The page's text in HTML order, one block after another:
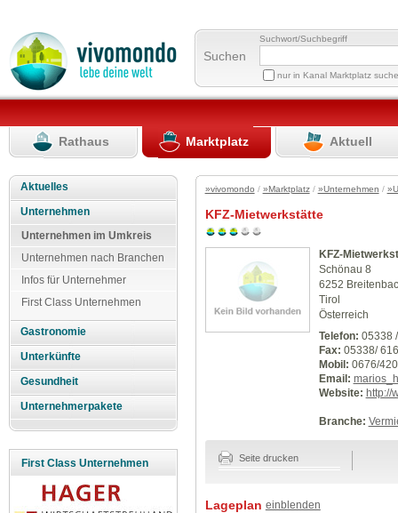
Suchen
Suchwort/Suchbegriff
nur in Kanal Marktplatz
Rathaus Marktplatz Aktuell
Aktuelles
Unternehmen
Unternehmen im Umkreis
Unternehmen nach Branchen
Infos für Unternehmer
First Class Unternehmen
Gastronomie
Unterkünfte
Gesundheit
Unternehmerpakete
First Class Unternehmen
»vivomondo / »Marktplatz/ »Unternehmen /
KFZ-Mietwerkstätte
KFZ-
Schönau 8
6252
Tirol
Österreich
Telefon: 05338
Fax: 05338/
Mobil: 0676/
Email:
Website: http://
Branche:
Seite drucken
Lageplan einblenden